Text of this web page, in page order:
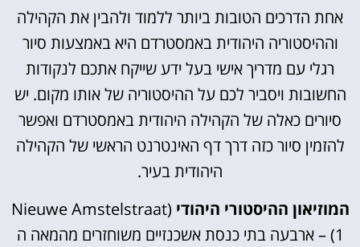
אחת הדרכים הטובות ביותר ללמוד ולהבין את הקהילה
וההיסטוריה היהודית באמסטרדם היא באמצעות סיור
רגלי עם מדריך אישי בעל ידע שייקח אתכם לנקודות
החשובות ויסביר לכם על ההיסטוריה של אותו מקום. יש
סיורים כאלה של הקהילה היהודית באמסטרדם ואפשר
להזמין סיור כזה דרך דף האינטרנט הראשי של הקהילה
היהודית בעיר.
המוזיאון ההיסטורי היהודי (Nieuwe Amstelstraat
1) – ארבעה בתי כנסת אשכנזיים משוחזרים מהמאה ה